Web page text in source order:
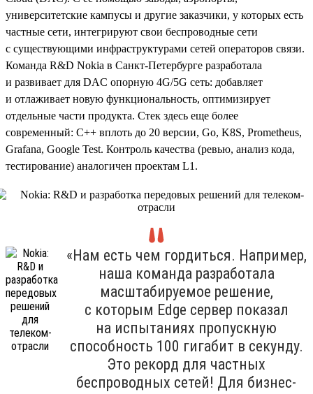
университетские кампусы и другие заказчики, у которых есть
частные сети, интегрируют свои беспроводные сети
с существующими инфраструктурами сетей операторов связи.
Команда R&D Nokia в Санкт-Петербурге разработала
и развивает для DAC опорную 4G/5G сеть: добавляет
и отлаживает новую функциональность, оптимизирует
отдельные части продукта. Стек здесь еще более
современный: С++ вплоть до 20 версии, Go, K8S, Prometheus,
Grafana, Google Test. Контроль качества (ревью, анализ кода,
тестирование) аналогичен проектам L1.
«Нам есть чем гордиться. Например,
наша команда разработала
масштабируемое решение,
с которым Edge сервер показал
на испытаниях пропускную
способность 100 гигабит в секунду.
Это рекорд для частных
беспроводных сетей! Для бизнес-